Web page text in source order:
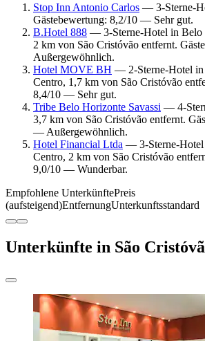
Stop Inn Antonio Carlos — 3-Sterne-
Gästebewertung: 8,2/10 — Sehr gut.
B.Hotel 888 — 3-Sterne-Hotel in Belo
2 km von São Cristóvão entfernt.
Außergewöhnlich.
Hotel MOVE BH — 2-Sterne-Hotel
Centro, 1,7 km von São Cristóvão
8,4/10 — Sehr gut.
Tribe Belo Horizonte Savassi — 4-
3,7 km von São Cristóvão entfernt.
— Außergewöhnlich.
Hotel Financial Ltda — 3-Sterne-
Centro, 2 km von São Cristóvão
9,0/10 — Wunderbar.
Empfohlene UnterkünftePreis
(aufsteigend)EntfernungUnterkunftsstandard
Unterkünfte in São